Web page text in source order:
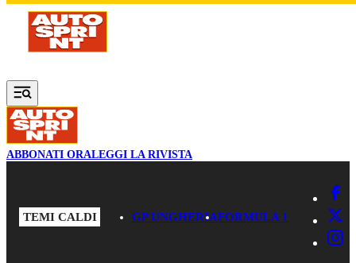
Vai al contenuto principale
ABBONATI ORALEGGI LA RIVISTA
TEMI CALDI GP UNGHERIAFORMULA 1